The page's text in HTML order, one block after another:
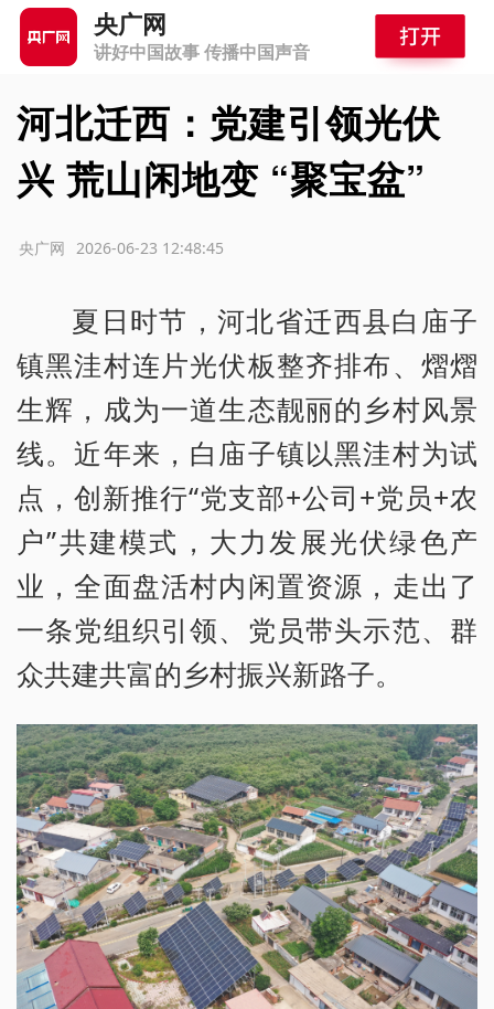
央广网
讲好中国故事 传播中国声音
河北迁西：党建引领光伏
兴 荒山闲地变 “聚宝盆”
2026-06-23 12:48:45
央广网
夏日时节，河北省迁西县白庙子
镇黑洼村连片光伏板整齐排布、熠熠
生辉，成为一道生态靓丽的乡村风景
线。近年来，白庙子镇以黑洼村为试
点，创新推行“党支部+公司+党员+农
户”共建模式，大力发展光伏绿色产
业，全面盘活村内闲置资源，走出了
一条党组织引领、党员带头示范、群
众共建共富的乡村振兴新路子。